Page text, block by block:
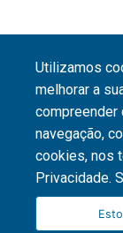
Utilizamos
melhorar a
compreender
navegação,
cookies, nos
Privacidade.